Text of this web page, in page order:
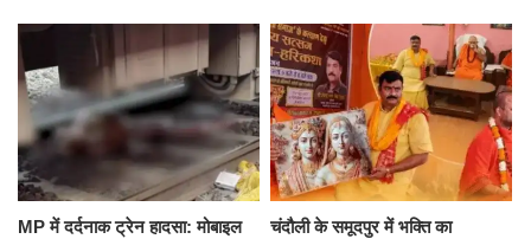
के घाट
MP में दर्दनाक ट्रेन हादसा: मोबाइल
चंदौली के समूदपुर में भक्ति का